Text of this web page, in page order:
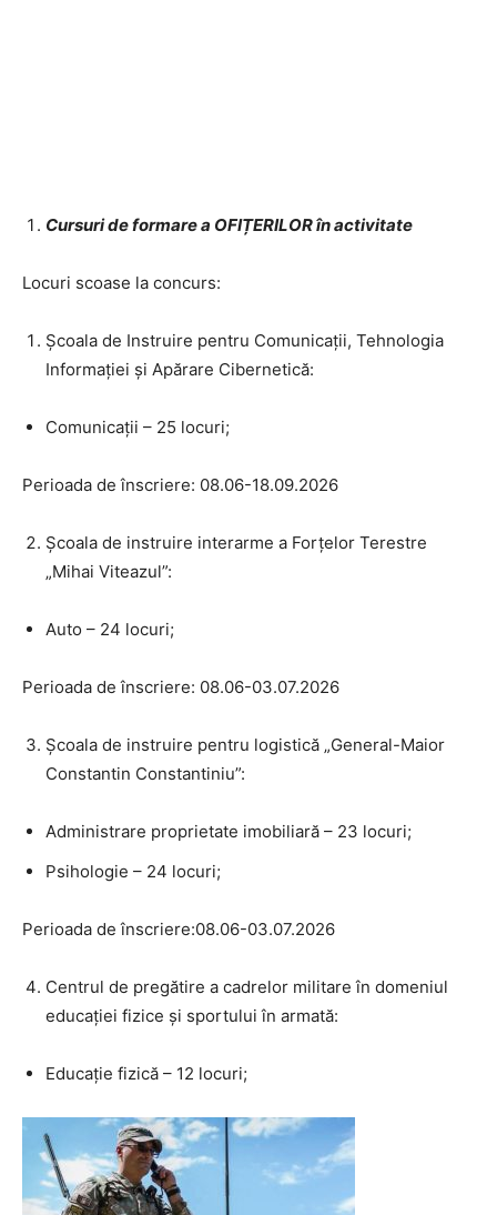
Cursuri de formare a OFIȚERILOR în activitate
Locuri scoase la concurs:
Școala de Instruire pentru Comunicații, Tehnologia
Informației și Apărare Cibernetică:
Comunicații – 25 locuri;
Perioada de înscriere: 08.06-18.09.2026
Școala de instruire interarme a Forțelor Terestre
„Mihai Viteazul”:
Auto – 24 locuri;
Perioada de înscriere: 08.06-03.07.2026
Școala de instruire pentru logistică „General-Maior
Constantin Constantiniu”:
Administrare proprietate imobiliară – 23 locuri;
Psihologie – 24 locuri;
Perioada de înscriere:08.06-03.07.2026
Centrul de pregătire a cadrelor militare în domeniul
educației fizice și sportului în armată:
Educație fizică – 12 locuri;